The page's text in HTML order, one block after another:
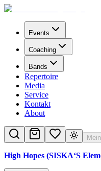
Events
Coaching
Bands
Repertoire
Media
Service
Kontakt
About
High Hopes (SISKA‘S